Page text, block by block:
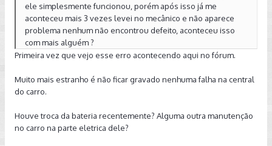
ele simplesmente funcionou, porém após isso já me
aconteceu mais 3 vezes levei no mecânico e não aparece
problema nenhum não encontrou defeito, aconteceu isso
com mais alguém ?
Primeira vez que vejo esse erro acontecendo aqui no fórum.
Muito mais estranho é não ficar gravado nenhuma falha na central
do carro.
Houve troca da bateria recentemente? Alguma outra manutenção
no carro na parte eletrica dele?